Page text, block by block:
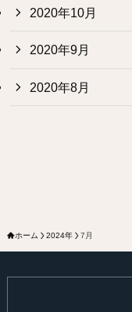
2020年10月
2020年9月
2020年8月
ホーム 2024年 7月